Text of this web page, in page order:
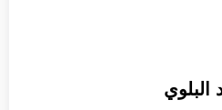
البلوي